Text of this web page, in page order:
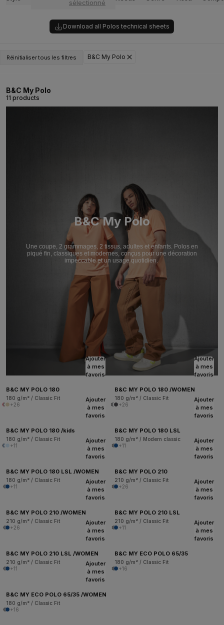
sélectionné
Download all Polos technical sheets
Réinitialiser tous les filtres B&C My Polo
B&C My Polo
11 products
B&C My Polo
Une coupe, 2 grammages, 2 tissus, adultes et enfants. Polos en
piqué fin, classiques et modernes, conçus pour une décoration
impeccable et un usage quotidien.
Ajouter
à mes
favoris
B&C MY POLO 180
180 g/m² / Classic Fit
+26
Ajouter
à mes
favoris
B&C MY POLO 180 /WOMEN
180 g/m² / Classic Fit
+26
Ajouter
à mes
favoris
B&C MY POLO 180 /kids
180 g/m² / Classic Fit
+11
Ajouter
à mes
favoris
B&C MY POLO 180 LSL
180 g/m² / Modern classic
+11
Ajouter
à mes
favoris
B&C MY POLO 180 LSL /WOMEN
180 g/m² / Classic Fit
+11
Ajouter
à mes
favoris
B&C MY POLO 210
210 g/m² / Classic Fit
+26
Ajouter
à mes
favoris
B&C MY POLO 210 /WOMEN
210 g/m² / Classic Fit
+26
Ajouter
à mes
favoris
B&C MY POLO 210 LSL
210 g/m² / Classic Fit
+11
Ajouter
à mes
favoris
B&C MY POLO 210 LSL /WOMEN
210 g/m² / Classic Fit
+11
Ajouter
à mes
favoris
B&C MY ECO POLO 65/35
180 g/m² / Classic Fit
+16
Ajouter
à mes
favoris
B&C MY ECO POLO 65/35 /WOMEN
180 g/m² / Classic Fit
+16